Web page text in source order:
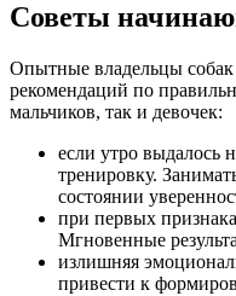
Советы
Опытные владельцы собак
рекомендаций по
мальчиков, так и девочек:
если утро выдалось
тренировку.
состоянии
при первых
Мгновенные
излишняя
привести к